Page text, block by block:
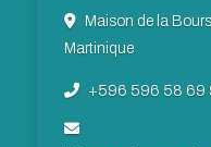
Maison de la
Martinique
+596 596 58 69